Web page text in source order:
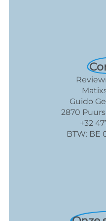
Guido
2870
+32
BTW: BE